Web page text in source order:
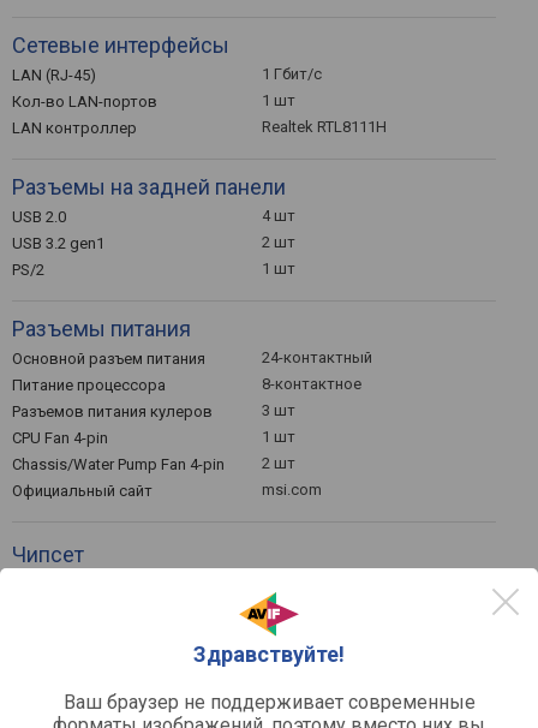
Здравствуйте!
Ваш браузер не поддерживает современные
Сетевые интерфейсы
LAN (RJ-45)
1 Гбит/с
Кол-во LAN-портов
1 шт
LAN контроллер
Realtek RTL8111H
Разъемы на задней панели
USB 2.0
4 шт
USB 3.2 gen1
2 шт
PS/2
1 шт
Разъемы питания
Основной разъем питания
24-контактный
Питание процессора
8-контактное
Разъемов питания кулеров
3 шт
CPU Fan 4-pin
1 шт
Chassis/Water Pump Fan 4-pin
2 шт
Официальный сайт
msi.com
Чипсет
Ami
Видеовыходы